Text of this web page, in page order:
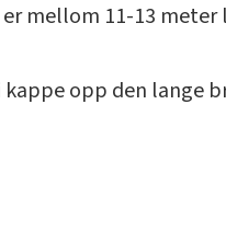
mellom 11-13
kappe opp den lange